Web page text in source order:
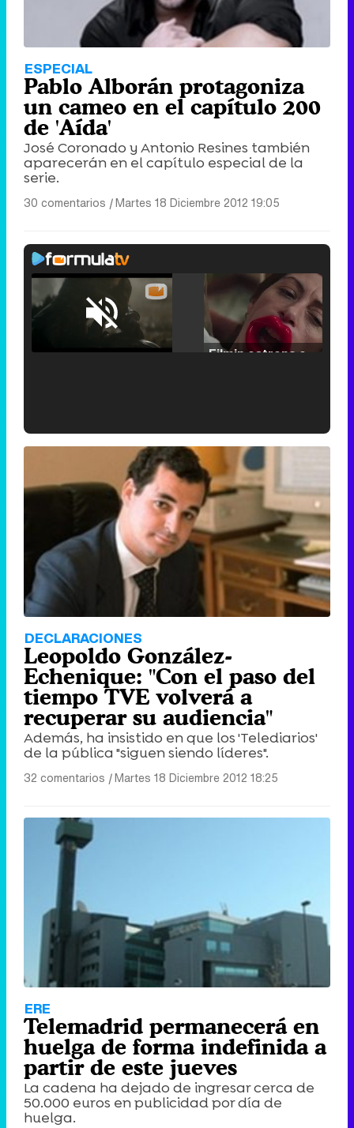
ESPECIAL
Pablo Alborán protagoniza
un cameo en el capítulo 200
de 'Aída'
José Coronado y Antonio Resines también
aparecerán en el capítulo especial de la
serie.
30 comentarios |Martes 18 Diciembre 2012 19:05
Unmute /
'120 Minutos' celebra sus 2.000 programas en Telemadrid con un vídeo del día a día en la redacción
Tráiler de '33 días', la nueva serie de Atresplayer con Julián Villagrán y José Manuel Poga
DECLARACIONES
Leopoldo González-
Echenique: "Con el paso del
tiempo TVE volverá a
recuperar su audiencia"
Además, ha insistido en que los 'Telediarios'
de la pública "siguen siendo líderes".
32 comentarios |Martes 18 Diciembre 2012 18:25
ERE
Telemadrid permanecerá en
huelga de forma indefinida a
partir de este jueves
La cadena ha dejado de ingresar cerca de
50.000 euros en publicidad por día de
huelga.